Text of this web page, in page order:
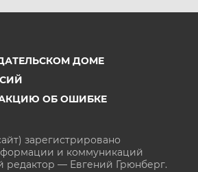
ДОМЕ
ОБ ОШИБКЕ
зарегистрировано
и коммуникаций
редактор — Евгений Грюнберг.